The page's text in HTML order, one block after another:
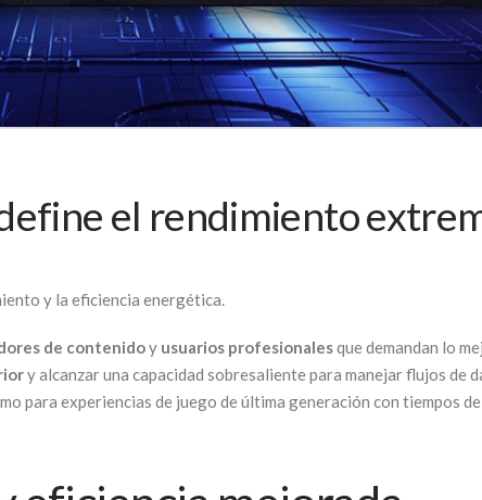
el rendimiento
y la eficiencia energética.
de contenidoy usuarios profesionalesque demandan lo
y alcanzar una capacidad sobresaliente para manejar flujos de
para experiencias de juego de última generación con tiempos